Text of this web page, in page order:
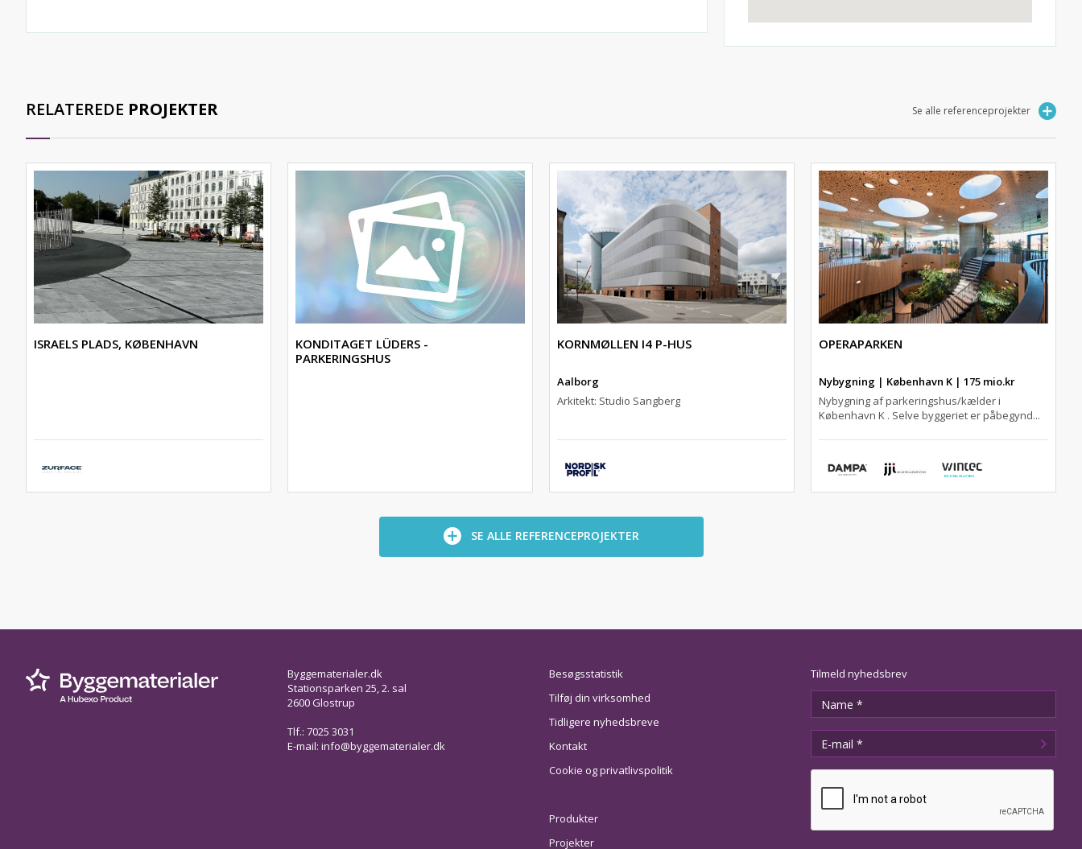
Se alle referenceprojekter
RELATEREDE PROJEKTER
ISRAELS PLADS, KØBENHAVN
KONDITAGET LÜDERS -
PARKERINGSHUS
KORNMØLLEN I4 P-HUS
Aalborg
Arkitekt: Studio Sangberg
OPERAPARKEN
Nybygning | København K | 175 mio.kr
Nybygning af parkeringshus/kælder i
København K . Selve byggeriet er påbegynd...
SE ALLE REFERENCEPROJEKTER
Byggematerialer.dk
Stationsparken 25, 2. sal
2600 Glostrup
Tlf.: 7025 3031
E-mail: info@byggematerialer.dk
Besøgsstatistik
Tilføj din virksomhed
Tidligere nyhedsbreve
Kontakt
Cookie og privatlivspolitik
Produkter
Projekter
Tilmeld nyhedsbrev